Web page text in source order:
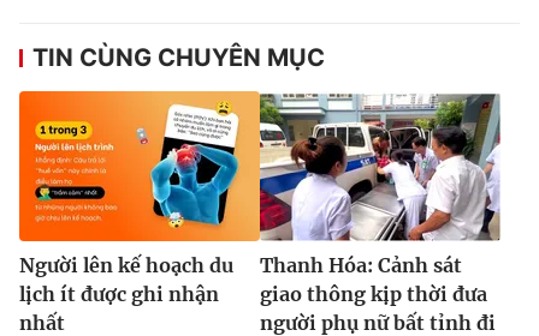
TIN CÙNG CHUYÊN MỤC
Người lên kế hoạch du
lịch ít được ghi nhận
nhất
Thanh Hóa: Cảnh sát
giao thông kịp thời đưa
người phụ nữ bất tỉnh đi